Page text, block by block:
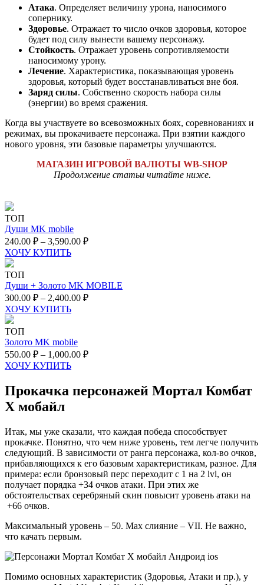
Атака. Определяет величину урона, наносимого
сопернику.
Здоровье. Отражает то число очков здоровья, которое
будет под силу вынести вашему персонажу.
Стойкость. Отражает уровень сопротивляемости
наносимому урону.
Лечение. Характеристика, показывающая уровень
здоровья, который будет восстанавливаться вне боя.
Заряд силы. Собственно скорость набора силы
(энергии) во время сражения.
Когда вы участвуете во всевозможных боях, соревнованиях и
режимах, вы прокачиваете персонажа. При взятии каждого
нового уровня, эти базовые параметры улучшаются.
МАГАЗИН ИГРОВОЙ ВАЛЮТЫ WB-SHOP
Продолжение статьи читайте ниже.
ТОП
Души MK mobile
240.00 ₽ – 3,590.00 ₽
ХОЧУ КУПИТЬ
ТОП
Души + Золото MK MOBILE
300.00 ₽ – 2,400.00 ₽
ХОЧУ КУПИТЬ
ТОП
Золото MK mobile
550.00 ₽ – 1,000.00 ₽
ХОЧУ КУПИТЬ
Прокачка персонажей Мортал Комбат
Х мобайл
Итак, мы уже сказали, что каждая победа способствует
прокачке. Понятно, что чем ниже уровень, тем легче получить
следующий. В зависимости от ранга персонажа, кол-во очков,
прибавляющихся к его базовым характеристикам, разное. Для
примера: если бронзовый перс переходит с 1 на 2 lvl, он
получает порядка +34 очков атаки. При этих же
обстоятельствах серебряный скин повысит уровень атаки на
+66 очков.
Максимальный уровень – 50. Max слияние – VII. Не важно,
что качать первым.
Помимо основных характеристик (Здоровья, Атаки и пр.), у